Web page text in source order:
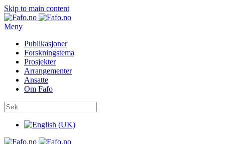
Skip to main content
Meny
Publikasjoner
Forskningstema
Prosjekter
Arrangementer
Ansatte
Om Fafo